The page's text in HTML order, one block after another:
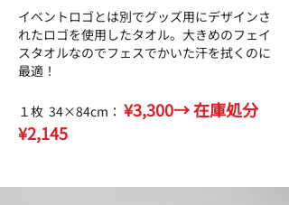
イベントロゴとは別でグッズ用にデザインさ
れたロゴを使用したタオル。大きめのフェイ
スタオルなのでフェスでかいた汗を拭くのに
最適！
１枚 34×84cm： ¥3,300→ 在庫処分
¥2,145